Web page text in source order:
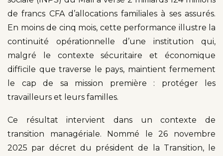
de francs CFA d’allocations familiales à ses assurés.
En moins de cinq mois, cette performance illustre la
continuité opérationnelle d’une institution qui,
malgré le contexte sécuritaire et économique
difficile que traverse le pays, maintient fermement
le cap de sa mission première : protéger les
travailleurs et leurs familles.
Ce résultat intervient dans un contexte de
transition managériale. Nommé le 26 novembre
2025 par décret du président de la Transition, le